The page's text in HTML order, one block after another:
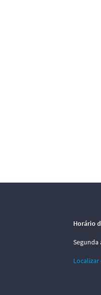
Horário
Segunda
Localizar